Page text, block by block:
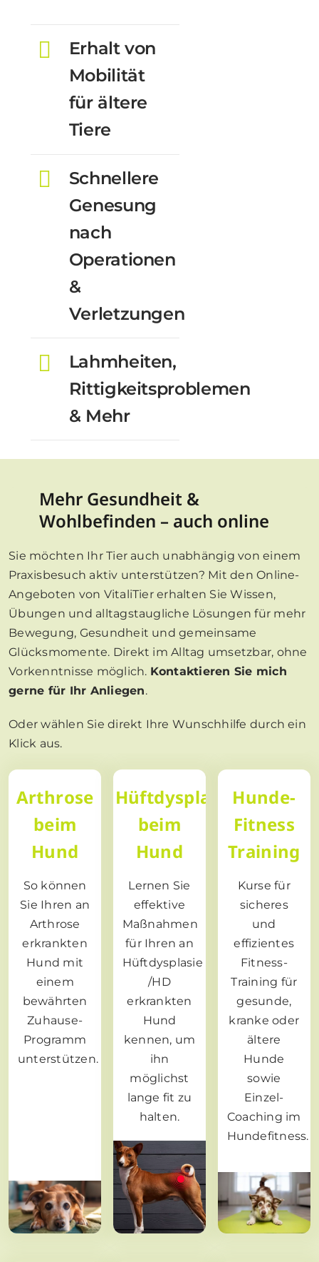
Erhalt von
Mobilität
für ältere
Tiere
Schnellere
Genesung
nach
Operationen
&
Verletzungen
Lahmheiten,
Rittigkeitsproblemen
& Mehr
Mehr Gesundheit &
Wohlbefinden – auch online
Sie möchten Ihr Tier auch unabhängig von einem
Praxisbesuch aktiv unterstützen? Mit den Online-
Angeboten von VitaliTier erhalten Sie Wissen,
Übungen und alltagstaugliche Lösungen für mehr
Bewegung, Gesundheit und gemeinsame
Glücksmomente. Direkt im Alltag umsetzbar, ohne
Vorkenntnisse möglich. Kontaktieren Sie mich
gerne für Ihr Anliegen.
Oder wählen Sie direkt Ihre Wunschhilfe durch ein
Klick aus.
Arthrose
beim
Hund
So können
Sie Ihren an
Arthrose
erkrankten
Hund mit
einem
bewährten
Zuhause-
Programm
unterstützen.
Hüftdysplasie
beim
Hund
Lernen Sie
effektive
Maßnahmen
für Ihren an
Hüftdysplasie
/HD
erkrankten
Hund
kennen, um
ihn
möglichst
lange fit zu
halten.
Hunde-
Fitness
Training
Kurse für
sicheres
und
effizientes
Fitness-
Training für
gesunde,
kranke oder
ältere
Hunde
sowie
Einzel-
Coaching im
Hundefitness.